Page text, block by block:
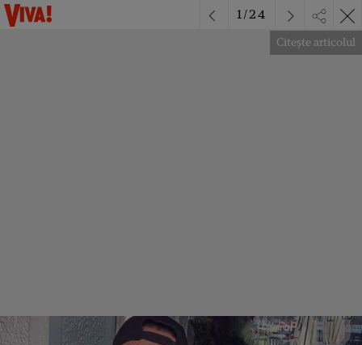
Citește articolul
1/24